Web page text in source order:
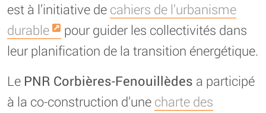
est à l’initiative de cahiers de l’urbanisme
durable
pour guider les collectivités dans
leur planification de la transition énergétique.
Le PNR Corbières-Fenouillèdes a participé
à la co-construction d’une charte des